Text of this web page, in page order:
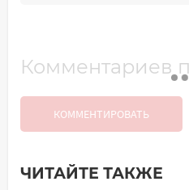
Комментариев
КОММЕНТИРОВАТЬ
Добавить
ЧИТАЙТЕ ТАКЖЕ